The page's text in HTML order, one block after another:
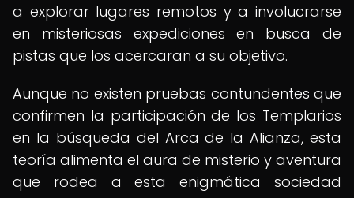
a explorar lugares remotos y a involucrarse
en misteriosas expediciones en busca de
pistas que los acercaran a su objetivo.
Aunque no existen pruebas contundentes que
confirmen la participación de los Templarios
en la búsqueda del Arca de la Alianza, esta
teoría alimenta el aura de misterio y aventura
que rodea a esta enigmática sociedad